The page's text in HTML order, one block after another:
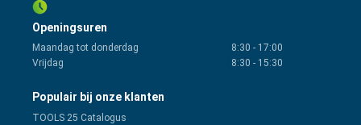
Openingsuren
Maandag tot donderdag 8:30 - 17:00
Vrijdag
8:30 - 15:30
Populair bij onze klanten
TOOLS 25 Catalogus